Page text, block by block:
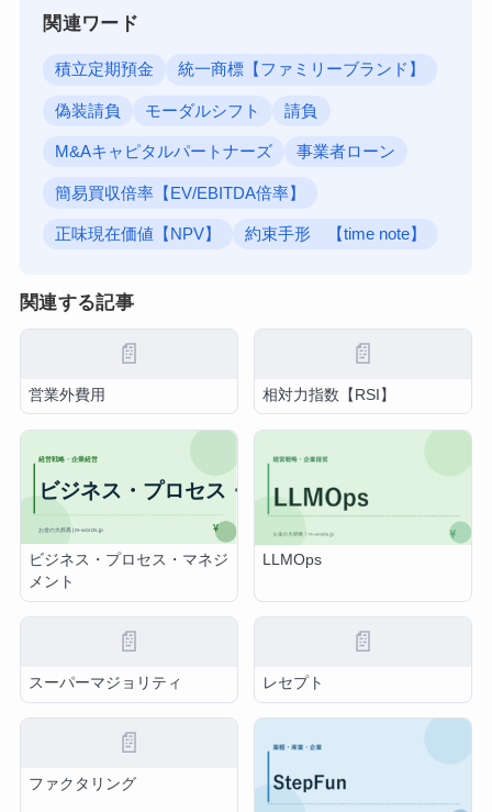
関連ワード
積立定期預金 統一商標【ファミリーブランド】
偽装請負 モーダルシフト 請負
M&Aキャピタルパートナーズ 事業者ローン
簡易買収倍率【EV/EBITDA倍率】
正味現在価値【NPV】 約束手形 【time note】
関連する記事
📄
営業外費用
📄
相対力指数【RSI】
ビジネス・プロセス・マネジ
メント
LLMOps
📄
スーパーマジョリティ
📄
レセプト
📄
ファクタリング